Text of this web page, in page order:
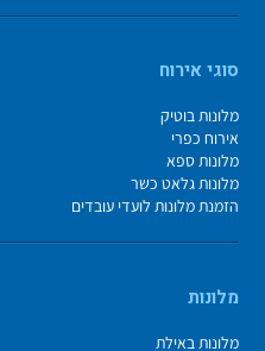
סוגי אירוח
מלונות בוטיק
אירוח כפרי
מלונות ספא
מלונות גלאט כשר
הזמנת מלונות לועדי עובדים
מלונות
מלונות באילת